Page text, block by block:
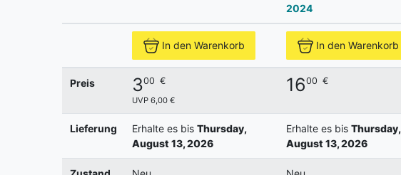
2024
In den Warenkorb In den Warenkorb
Preis 300 €
UVP 6,00 €
1600 €
Lieferung Erhalte es bis Thursday,
August 13, 2026
Erhalte es bis Thursday,
August 13, 2026